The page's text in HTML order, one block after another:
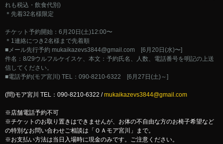
れも税込・飲食代別)
＊先着32名様限定
チケット予約開始：6月20日(土)12:00〜
＊1連絡につき2名様まで先着順
■メール先行予約 mukaikazevs3844@gmail.com [6月20日(水)〜]
件名：8/29ウルフルケイスケ、本文：予約氏名、人数、電話番号を明記の上送
信してください。
■電話予約(モア宮川) TEL：090-8210-6322 [6月27日(土)～]
(問)モア宮川 TEL：090-8210-6322 /mukaikazevs3844@gmail.com
※店舗電話予約不可
※チケットのお取り置きはできませんが、お体の不自由な方のお椅子希望など
の特別なお問い合わせご相談は「ＯＡモア宮川」まで。
※お支払い方法は当日入場時に現金のみです。ご注意ください。